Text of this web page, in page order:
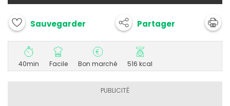
Sauvegarder Partager
40min Facile Bon marché 516 kcal